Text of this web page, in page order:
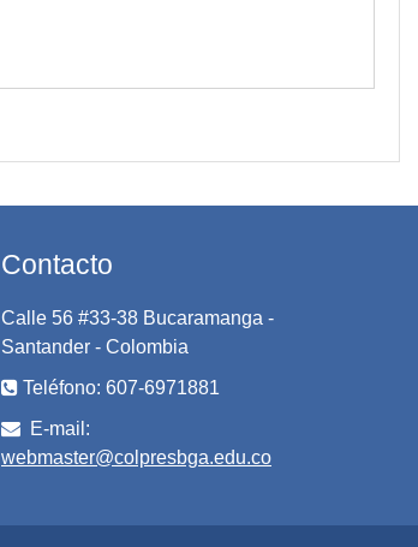
Contacto
Calle 56 #33-38 Bucaramanga -
Santander - Colombia
Teléfono: 607-6971881
E-mail:
webmaster@colpresbga.edu.co